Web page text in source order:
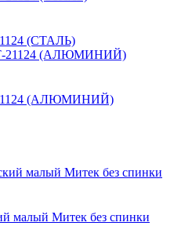
(СТАЛЬ)
21124 (АЛЮМИНИЙ)
малый Митек без спинки